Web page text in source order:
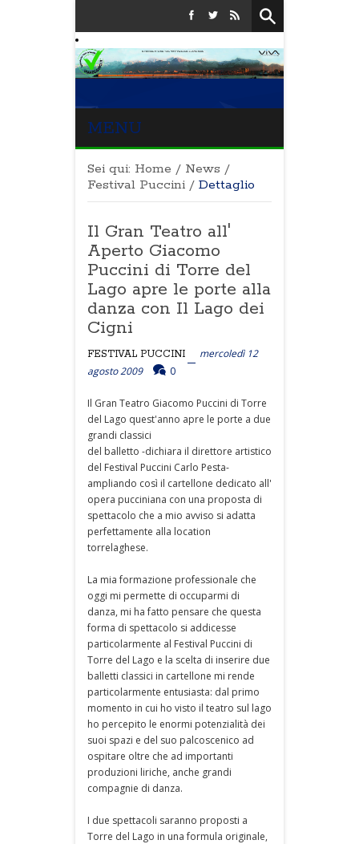
MENU
Sei qui: Home / News /
Festival Puccini / Dettaglio
Il Gran Teatro all'
Aperto Giacomo
Puccini di Torre del
Lago apre le porte alla
danza con Il Lago dei
Cigni
FESTIVAL PUCCINI
mercoledì 12
agosto 2009
0
Il Gran Teatro Giacomo Puccini di Torre
del Lago quest'anno apre le porte a due
grandi classici
del balletto -dichiara il direttore artistico
del Festival Puccini Carlo Pesta-
ampliando così il cartellone dedicato all'
opera pucciniana con una proposta di
spettacolo che a mio avviso si adatta
perfettamente alla location
torrelaghese.
La mia formazione professionale che
oggi mi permette di occuparmi di
danza, mi ha fatto pensare che questa
forma di spettacolo si addicesse
particolarmente al Festival Puccini di
Torre del Lago e la scelta di inserire due
balletti classici in cartellone mi rende
particolarmente entusiasta: dal primo
momento in cui ho visto il teatro sul lago
ho percepito le enormi potenzialità dei
suoi spazi e del suo palcoscenico ad
ospitare oltre che ad importanti
produzioni liriche, anche grandi
compagnie di danza.
I due spettacoli saranno proposti a
Torre del Lago in una formula originale,